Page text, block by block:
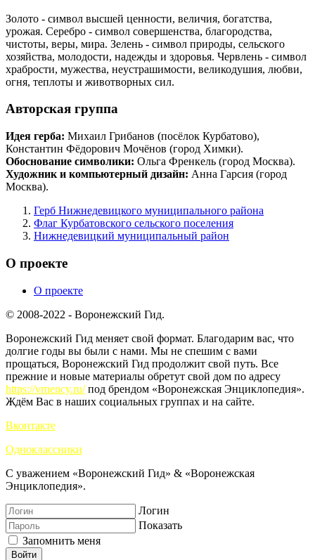
Золото - символ высшей ценности, величия, богатства,
урожая. Серебро - символ совершенства, благородства,
чистоты, веры, мира. Зелень - символ природы, сельского
хозяйства, молодости, надежды и здоровья. Червлень - символ
храбрости, мужества, неустрашимости, великодушия, любви,
огня, теплоты и животворных сил.
Авторская группа
Идея герба: Михаил Грибанов (посёлок Курбатово),
Константин Фёдорович Мочёнов (город Химки).
Обоснование символики: Ольга Френкель (город Москва).
Художник и компьютерный дизайн: Анна Гарсия (город
Москва).
Герб Нижнедевицкого муниципального района
Флаг Курбатовского сельского поселения
Нижнедевицкий муниципальный район
О проекте
О проекте
© 2008-2022 - Воронежский Гид.
Воронежский Гид меняет свой формат. Благодарим вас, что
долгие годы вы были с нами. Мы не спешим с вами
прощаться, Воронежский Гид продолжит свой путь. Все
прежние и новые материалы обретут свой дом по адресу
https://vrnency.ru/под брендом «Воронежская Энциклопедия».
Ждём Вас в наших социальных группах и на сайте.
Вконтакте
Одноклассники
С уважением «Воронежский Гид» & «Воронежская
Энциклопедия».
Логин
Показать
Запомнить меня
Войти